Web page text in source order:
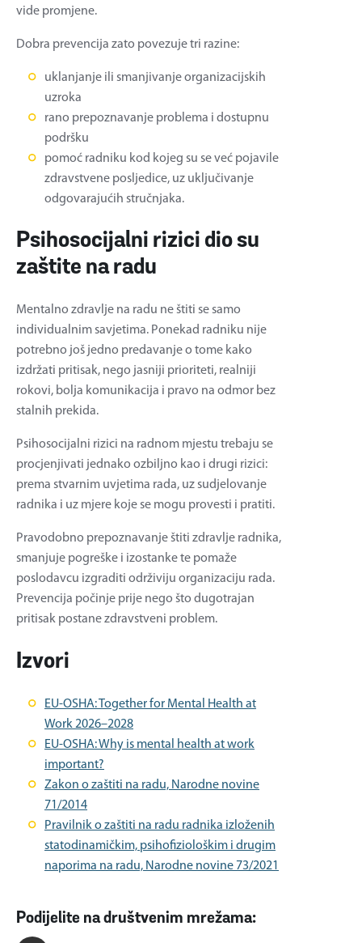
vide promjene.
Dobra prevencija zato povezuje tri razine:
uklanjanje ili smanjivanje organizacijskih
uzroka
rano prepoznavanje problema i dostupnu
podršku
pomoć radniku kod kojeg su se već pojavile
zdravstvene posljedice, uz uključivanje
odgovarajućih stručnjaka.
Psihosocijalni rizici dio su
zaštite na radu
Mentalno zdravlje na radu ne štiti se samo
individualnim savjetima. Ponekad radniku nije
potrebno još jedno predavanje o tome kako
izdržati pritisak, nego jasniji prioriteti, realniji
rokovi, bolja komunikacija i pravo na odmor bez
stalnih prekida.
Psihosocijalni rizici na radnom mjestu trebaju se
procjenjivati jednako ozbiljno kao i drugi rizici:
prema stvarnim uvjetima rada, uz sudjelovanje
radnika i uz mjere koje se mogu provesti i pratiti.
Pravodobno prepoznavanje štiti zdravlje radnika,
smanjuje pogreške i izostanke te pomaže
poslodavcu izgraditi održiviju organizaciju rada.
Prevencija počinje prije nego što dugotrajan
pritisak postane zdravstveni problem.
Izvori
EU-OSHA: Together for Mental Health at
Work 2026–2028
EU-OSHA: Why is mental health at work
important?
Zakon o zaštiti na radu, Narodne novine
71/2014
Pravilnik o zaštiti na radu radnika izloženih
statodinamičkim, psihofiziološkim i drugim
naporima na radu, Narodne novine 73/2021
Podijelite na društvenim mrežama: